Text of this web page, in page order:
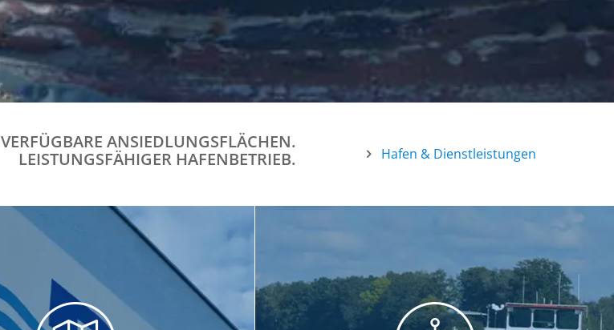
VERFÜGBARE ANSIEDLUNGSFLÄCHEN.
LEISTUNGSFÄHIGER HAFENBETRIEB.
Hafen & Dienstleistungen